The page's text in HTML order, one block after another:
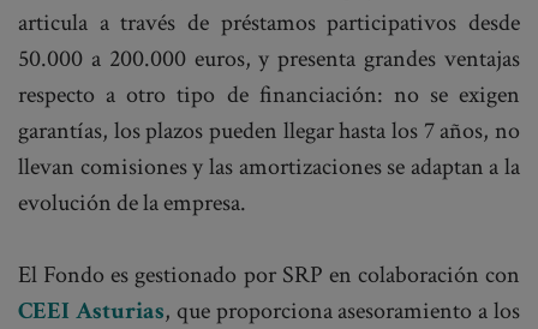
articula a través de préstamos participativos desde
50.000 a 200.000 euros, y presenta grandes ventajas
respecto a otro tipo de financiación: no se exigen
garantías, los plazos pueden llegar hasta los 7 años, no
llevan comisiones y las amortizaciones se adaptan a la
evolución de la empresa.
El Fondo es gestionado por SRP en colaboración con
CEEI Asturias, que proporciona asesoramiento a los